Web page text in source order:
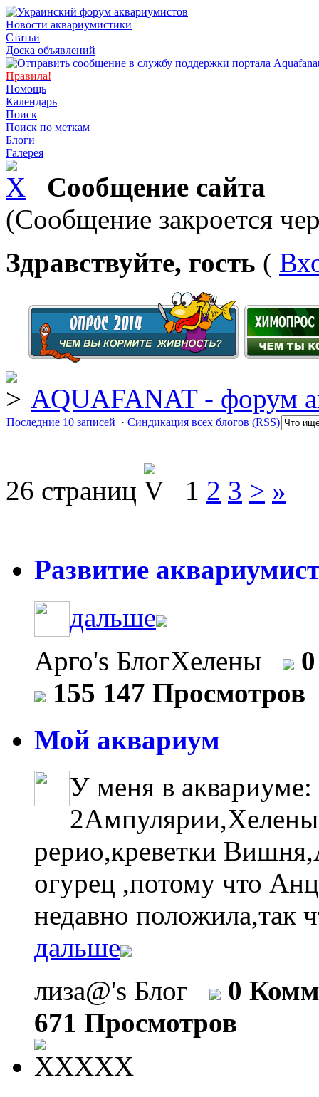
Новости аквариумистики
Статьи
Доска объявлений
Правила!
Помощь
Календарь
Поиск
Поиск по меткам
Блоги
Галерея
Сообщение сайта
(Сообщение закроется
Здравствуйте, гость (
AQUAFANAT - форум
Последние 10 записей · Синдикация всех блогов (RSS)
26 страниц 1 2 3 > »
Развитие
дальше
Арго's БлогХелены
155 147 Просмотров
Мой аквариум
У меня в аквариуме:
рерио,креветки
огурец ,потому что
недавно положила,так
дальше
лиза@'s Блог
0
671 Просмотров